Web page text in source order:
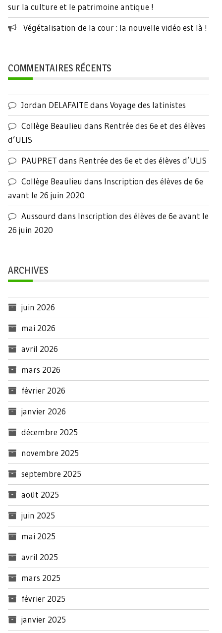
sur la culture et le patrimoine antique !
Végétalisation de la cour : la nouvelle vidéo est là !
COMMENTAIRES RÉCENTS
Jordan DELAFAITEdans Voyage des latinistes
Collège Beaulieu dans Rentrée des 6e et des élèves
d’ULIS
PAUPRET dans Rentrée des 6e et des élèves d’ULIS
Collège Beaulieu dans Inscription des élèves de 6e
avant le 26 juin 2020
Aussourd dans Inscription des élèves de 6e avant le
26 juin 2020
ARCHIVES
juin 2026
mai 2026
avril 2026
mars 2026
février 2026
janvier 2026
décembre 2025
novembre 2025
septembre 2025
août 2025
juin 2025
mai 2025
avril 2025
mars 2025
février 2025
janvier 2025